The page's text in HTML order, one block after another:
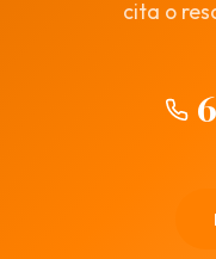
cita o